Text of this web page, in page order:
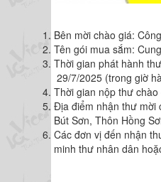
Bên mời chào giá:
Tên gói mua sắm:
Thời gian phát hành
29/7/2025 (trong giờ
Thời gian nộp thư
Địa điểm nhận thư mời
Bút Sơn, Thôn Hồng
Các đơn vị đến nhận
minh thư nhân dân